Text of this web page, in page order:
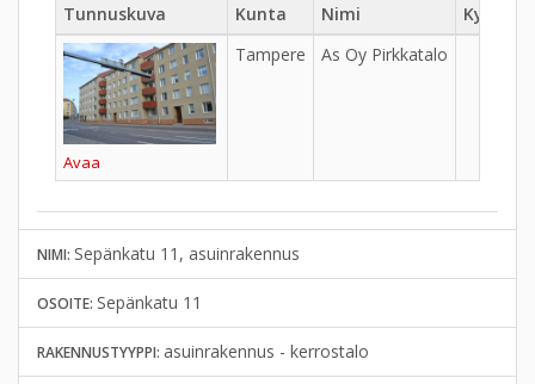
Tunnuskuva Kunta Nimi Kylä
Avaa
Tampere As Oy Pirkkatalo
NIMI: Sepänkatu 11, asuinrakennus
OSOITE: Sepänkatu 11
RAKENNUSTYYPPI: asuinrakennus - kerrostalo